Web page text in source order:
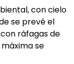
con cielo
se prevé el
ráfagas de
se